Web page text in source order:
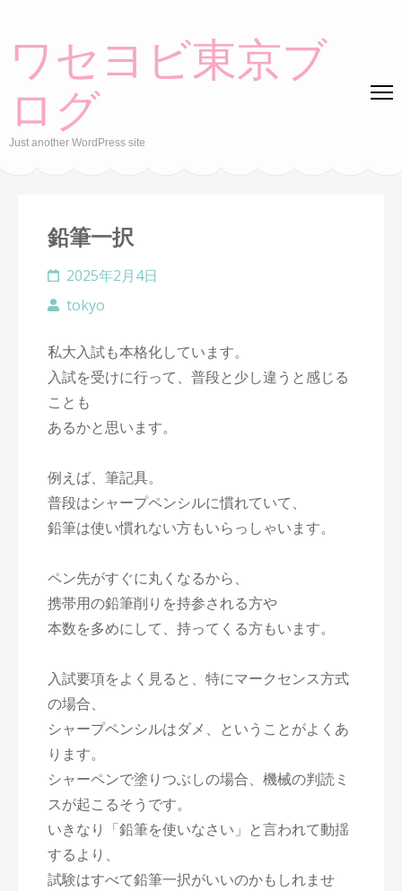
content
ワセヨビ東京ブ
ログ
Just another WordPress site
鉛筆一択
2025年2月4日
tokyo
私大入試も本格化しています。
入試を受けに行って、普段と少し違うと感じる
ことも
あるかと思います。
例えば、筆記具。
普段はシャープペンシルに慣れていて、
鉛筆は使い慣れない方もいらっしゃいます。
ペン先がすぐに丸くなるから、
携帯用の鉛筆削りを持参される方や
本数を多めにして、持ってくる方もいます。
入試要項をよく見ると、特にマークセンス方式
の場合、
シャープペンシルはダメ、ということがよくあ
ります。
シャーペンで塗りつぶしの場合、機械の判読ミ
スが起こるそうです。
いきなり「鉛筆を使いなさい」と言われて動揺
するより、
試験はすべて鉛筆一択がいいのかもしれませ